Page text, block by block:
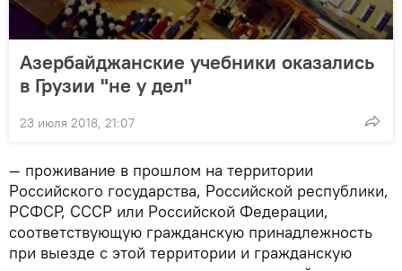
Азербайджанские учебники оказались
в Грузии "не у дел"
23 июля 2018, 21:07
— проживание в прошлом на территории
Российского государства, Российской республики,
РСФСР, СССР или Российской Федерации,
соответствующую гражданскую принадлежность
при выезде с этой территории и гражданскую